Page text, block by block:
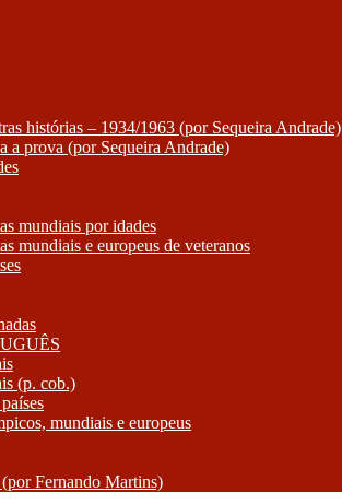
histórias – 1934/1963 (por Sequeira Andrade)
a prova (por Sequeira Andrade)
mundiais por idades
mundiais e europeus de veteranos
(p. cob.)
mundiais e europeus
Fernando Martins)